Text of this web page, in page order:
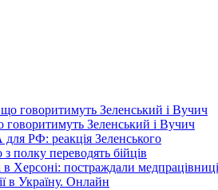
Зеленський і Вучич
РФ: реакція Зеленського
полку переводять бійців
Херсоні: постраждали медпрацівниці
в Україну. Онлайн